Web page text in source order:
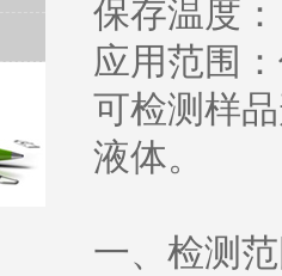
保存温度
应用范围
可检测样
液体。
一、检测